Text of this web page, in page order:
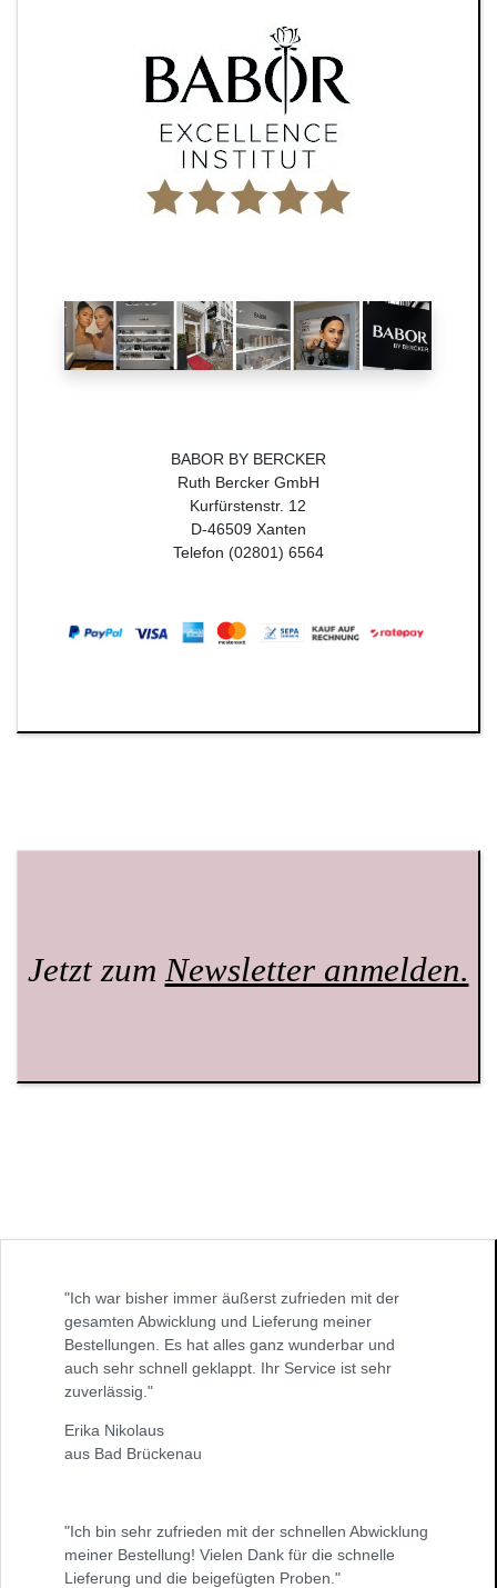
BABOR BY BERCKER
Ruth Bercker GmbH
Kurfürstenstr. 12
D-46509 Xanten
Telefon (02801) 6564
Jetzt zumNewsletter anmelden.
"Ich war bisher immer äußerst zufrieden mit der
gesamten Abwicklung und Lieferung meiner
Bestellungen. Es hat alles ganz wunderbar und
auch sehr schnell geklappt. Ihr Service ist sehr
zuverlässig."
Erika Nikolaus
aus Bad Brückenau
"Ich bin sehr zufrieden mit der schnellen Abwicklung
meiner Bestellung! Vielen Dank für die schnelle
Lieferung und die beigefügten Proben."